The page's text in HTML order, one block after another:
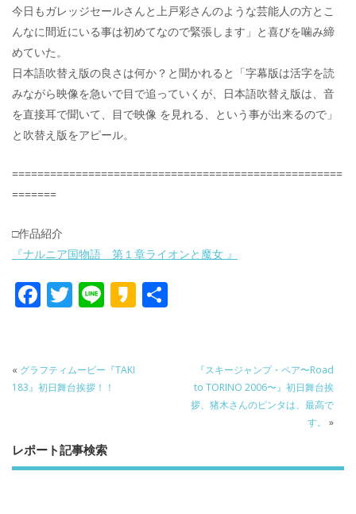
今日もガレッジセールさんと上戸彩さんのような芸能人の方とこ
んなに間近にいる事は初めてなので緊張します」と喜びを噛み締
めていた。
日本語吹替え版の良さは何か？と聞かれると「字幕版は活字を読
みながら映像を急いで目で追っていくが、日本語吹替え版は、音
を直接耳で聞いて、目で映像 を見れる、という事が出来るので」
と吹替え版をアピール。
====================================================
=======
□作品紹介
『ナルニア国物語 第１章ライオンと魔女 』
F
b
o
k
T
er
Li K
« グラフティムービー『TAKI
183』初日舞台挨拶！！
『スキージャンプ・ペア〜Road
to TORINO 2006〜』初日舞台挨
拶、猪木さんのピンタは、最高で
す。
»
レポート記事検索